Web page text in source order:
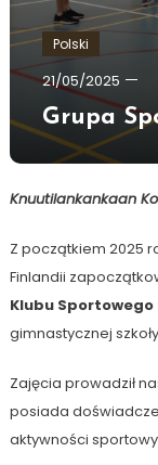
Polski
21/05/2025
Ewa
Grupa
Knuutilankankaan
Z początkiem 2025
Finlandii
Klubu Sportowego
gimnastycznej
Zajęcia prowadził
posiada
aktywności